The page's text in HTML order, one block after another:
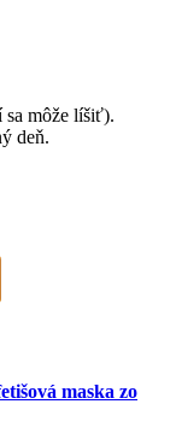
sa môže líšiť).
deň.
maska zo